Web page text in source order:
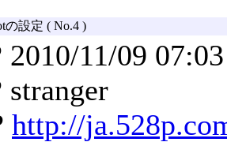
の設定 ( No.4 )
2010/11/09 07:03
stranger
http://